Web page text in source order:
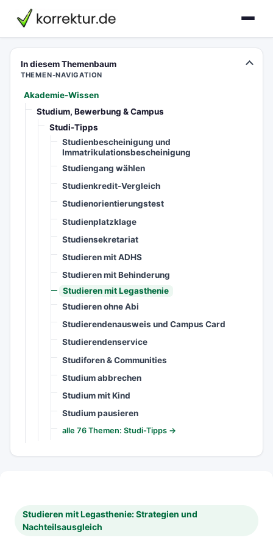
korrektur.de
In diesem Themenbaum
THEMEN-NAVIGATION
Akademie-Wissen
Studium, Bewerbung & Campus
Studi-Tipps
Studienbescheinigung und
Immatrikulationsbescheinigung
Studiengang wählen
Studienkredit-Vergleich
Studienorientierungstest
Studienplatzklage
Studiensekretariat
Studieren mit ADHS
Studieren mit Behinderung
Studieren mit Legasthenie
Studieren ohne Abi
Studierendenausweis und Campus Card
Studierendenservice
Studiforen & Communities
Studium abbrechen
Studium mit Kind
Studium pausieren
alle 76 Themen: Studi-Tipps →
Studieren mit Legasthenie: Strategien und
Nachteilsausgleich